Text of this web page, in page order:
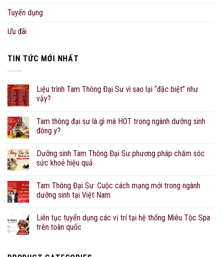
Tuyển dụng
Ưu đãi
TIN TỨC MỚI NHẤT
Liệu trình Tam Thông Đại Sư vì sao lại “đặc biệt” như
vậy?
Tam thông đại sư là gì mà HOT trong ngành dưỡng sinh
đông y?
Dưỡng sinh Tam Thông Đại Sư phương pháp chăm sóc
sức khoẻ hiệu quả
Tam Thông Đại Sư: Cuộc cách mạng mới trong ngành
dưỡng sinh tại Việt Nam
Liên tục tuyển dụng các vị trí tại hệ thống Miêu Tộc Spa
trên toàn quốc